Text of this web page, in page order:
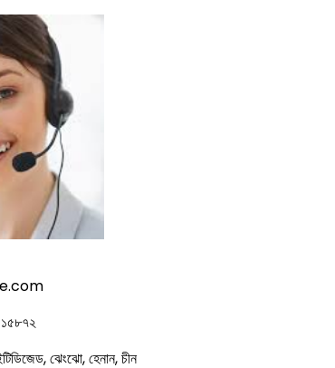
ঝেংঝো, হেনান, চীন